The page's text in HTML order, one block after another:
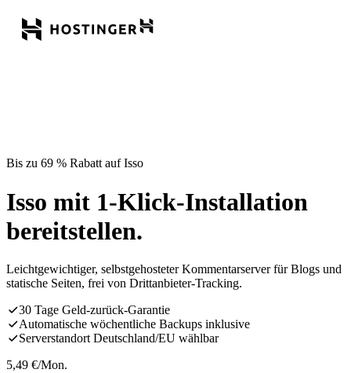
Bis zu 69 % Rabatt auf Isso
Isso mit 1-Klick-Installation
bereitstellen.
Leichtgewichtiger, selbstgehosteter Kommentarserver für Blogs und
statische Seiten, frei von Drittanbieter-Tracking.
30 Tage Geld-zurück-Garantie
Automatische wöchentliche Backups inklusive
Serverstandort Deutschland/EU wählbar
5,49 €/Mon.